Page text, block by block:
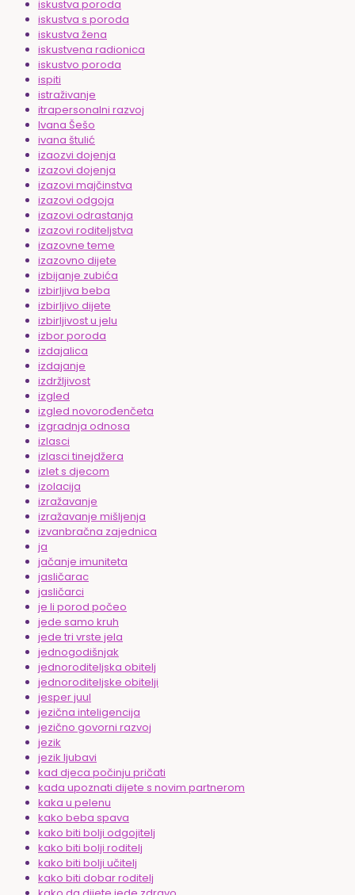
iskustva poroda
iskustva s poroda
iskustva žena
iskustvena radionica
iskustvo poroda
ispiti
istraživanje
itrapersonalni razvoj
Ivana Šešo
ivana štulić
izaozvi dojenja
izazovi dojenja
izazovi majčinstva
izazovi odgoja
izazovi odrastanja
izazovi roditeljstva
izazovne teme
izazovno dijete
izbijanje zubića
izbirljiva beba
izbirljivo dijete
izbirljivost u jelu
izbor poroda
izdajalica
izdajanje
izdržljivost
izgled
izgled novorođenčeta
izgradnja odnosa
izlasci
izlasci tinejdžera
izlet s djecom
izolacija
izražavanje
izražavanje mišljenja
izvanbračna zajednica
ja
jačanje imuniteta
jasličarac
jasličarci
je li porod počeo
jede samo kruh
jede tri vrste jela
jednogodišnjak
jednoroditeljska obitelj
jednoroditeljske obitelji
jesper juul
jezična inteligencija
jezično govorni razvoj
jezik
jezik ljubavi
kad djeca počinju pričati
kada upoznati dijete s novim partnerom
kaka u pelenu
kako beba spava
kako biti bolji odgojitelj
kako biti bolji roditelj
kako biti bolji učitelj
kako biti dobar roditelj